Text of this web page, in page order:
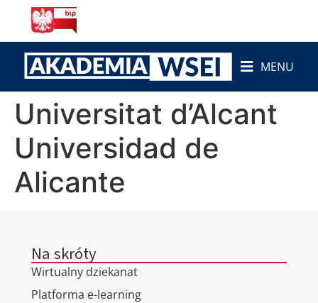
MENU
Universitat d’Alcant
Universidad de
Alicante
Na skróty
Wirtualny dziekanat
Platforma e-learning